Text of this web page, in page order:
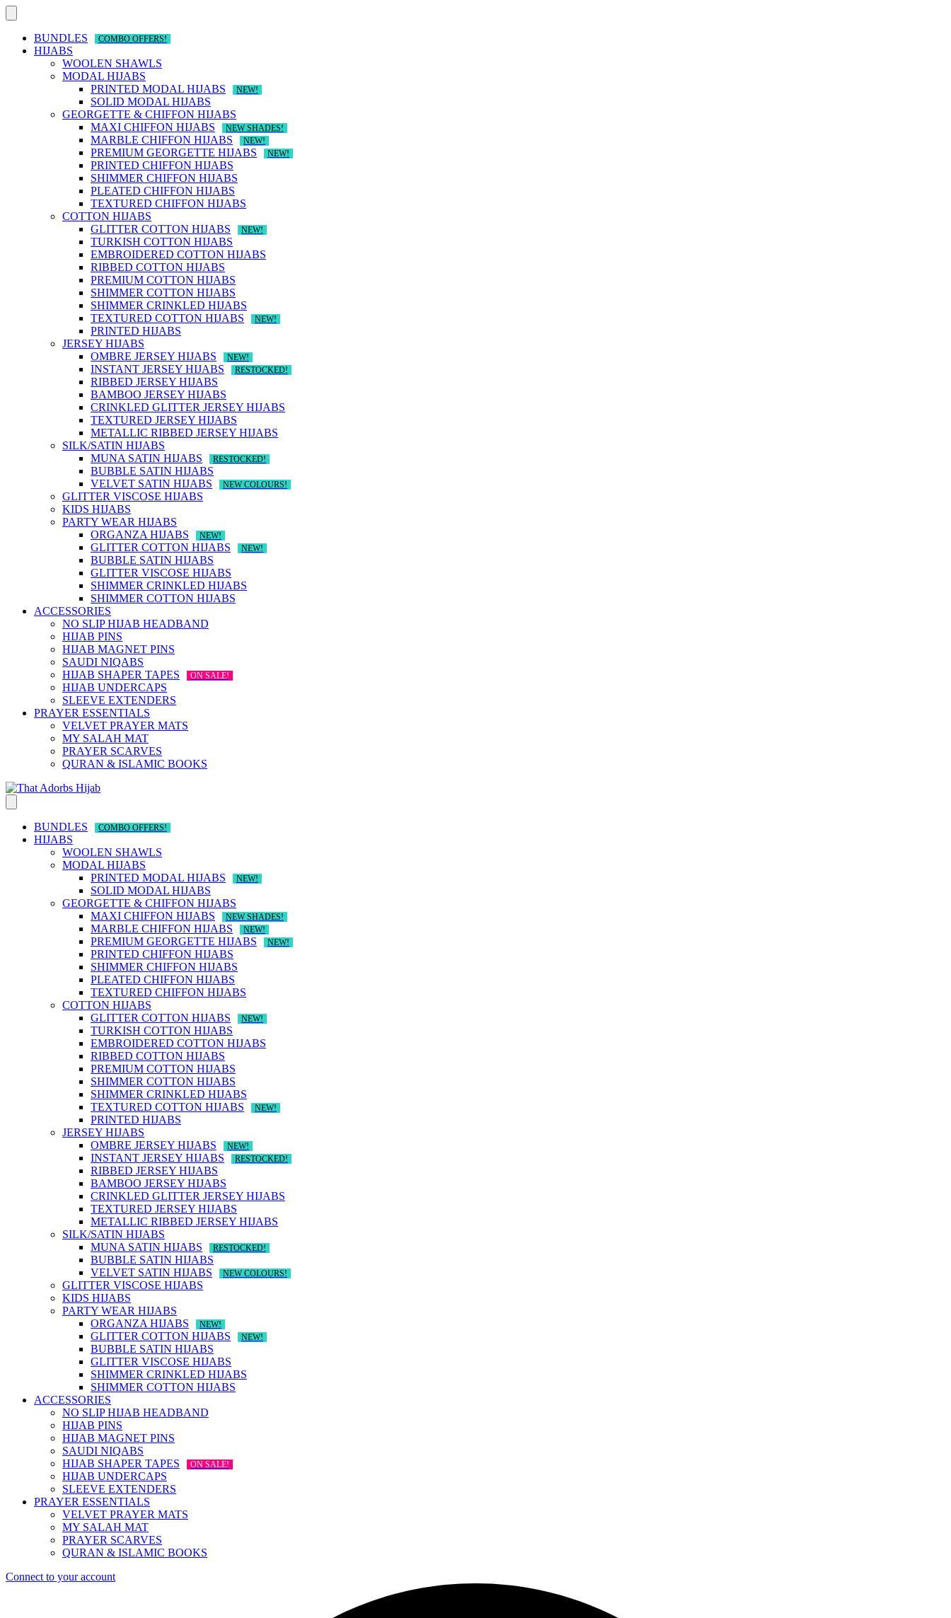
Skip
to
contentBUNDLES COMBO OFFERS!
HIJABS
WOOLEN SHAWLS
MODAL HIJABS
PRINTED MODAL HIJABS
NEW!
SOLID MODAL HIJABS
GEORGETTE & CHIFFON HIJABS
MAXI CHIFFON HIJABS
NEW SHADES!
MARBLE CHIFFON HIJABS NEW!
PREMIUM GEORGETTE HIJABS NEW!
PRINTED CHIFFON HIJABS
SHIMMER CHIFFON HIJABS
PLEATED CHIFFON HIJABS
TEXTURED CHIFFON HIJABS
COTTON HIJABS
GLITTER COTTON HIJABS
NEW!
TURKISH COTTON HIJABS
EMBROIDERED COTTON HIJABS
RIBBED COTTON HIJABS
PREMIUM COTTON HIJABS
SHIMMER COTTON HIJABS
SHIMMER CRINKLED HIJABS
TEXTURED COTTON HIJABS
NEW!
PRINTED HIJABS
JERSEY HIJABS
OMBRE JERSEY HIJABS
NEW!
INSTANT JERSEY HIJABS RESTOCKED!
RIBBED JERSEY HIJABS
BAMBOO JERSEY HIJABS
CRINKLED GLITTER JERSEY HIJABS
TEXTURED JERSEY HIJABS
METALLIC RIBBED JERSEY HIJABS
SILK/SATIN HIJABS
MUNA SATIN HIJABS
RESTOCKED!
BUBBLE SATIN HIJABS
VELVET SATIN HIJABS
NEW COLOURS!
GLITTER VISCOSE HIJABS
KIDS HIJABS
PARTY WEAR HIJABS
ORGANZA HIJABS
NEW!
GLITTER COTTON HIJABS NEW!
BUBBLE SATIN HIJABS
GLITTER VISCOSE HIJABS
SHIMMER CRINKLED HIJABS
SHIMMER COTTON HIJABS
ACCESSORIES
NO SLIP HIJAB HEADBAND
HIJAB PINS
HIJAB MAGNET PINS
SAUDI NIQABS
HIJAB SHAPER TAPES
ON SALE!
HIJAB UNDERCAPS
SLEEVE EXTENDERS
PRAYER ESSENTIALS
VELVET PRAYER MATS
MY SALAH MAT
PRAYER SCARVES
QURAN & ISLAMIC BOOKS
BUNDLES COMBO OFFERS!
HIJABS
WOOLEN SHAWLS
MODAL HIJABS
PRINTED MODAL HIJABS
NEW!
SOLID MODAL HIJABS
GEORGETTE & CHIFFON HIJABS
MAXI CHIFFON HIJABS
NEW SHADES!
MARBLE CHIFFON HIJABS NEW!
PREMIUM GEORGETTE HIJABS NEW!
PRINTED CHIFFON HIJABS
SHIMMER CHIFFON HIJABS
PLEATED CHIFFON HIJABS
TEXTURED CHIFFON HIJABS
COTTON HIJABS
GLITTER COTTON HIJABS
NEW!
TURKISH COTTON HIJABS
EMBROIDERED COTTON HIJABS
RIBBED COTTON HIJABS
PREMIUM COTTON HIJABS
SHIMMER COTTON HIJABS
SHIMMER CRINKLED HIJABS
TEXTURED COTTON HIJABS
NEW!
PRINTED HIJABS
JERSEY HIJABS
OMBRE JERSEY HIJABS
NEW!
INSTANT JERSEY HIJABS RESTOCKED!
RIBBED JERSEY HIJABS
BAMBOO JERSEY HIJABS
CRINKLED GLITTER JERSEY HIJABS
TEXTURED JERSEY HIJABS
METALLIC RIBBED JERSEY HIJABS
SILK/SATIN HIJABS
MUNA SATIN HIJABS
RESTOCKED!
BUBBLE SATIN HIJABS
VELVET SATIN HIJABS
NEW COLOURS!
GLITTER VISCOSE HIJABS
KIDS HIJABS
PARTY WEAR HIJABS
ORGANZA HIJABS
NEW!
GLITTER COTTON HIJABS NEW!
BUBBLE SATIN HIJABS
GLITTER VISCOSE HIJABS
SHIMMER CRINKLED HIJABS
SHIMMER COTTON HIJABS
ACCESSORIES
NO SLIP HIJAB HEADBAND
HIJAB PINS
HIJAB MAGNET PINS
SAUDI NIQABS
HIJAB SHAPER TAPES
ON SALE!
HIJAB UNDERCAPS
SLEEVE EXTENDERS
PRAYER ESSENTIALS
VELVET PRAYER MATS
MY SALAH MAT
PRAYER SCARVES
QURAN & ISLAMIC BOOKS
Connect to your account